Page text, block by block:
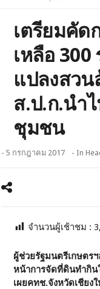
เตรียมคัด
เหลือ
แปลงสวน
ส.ป.ก.นำ
ชุมชน
- 5 กรกฎาคม 2017 - In
จำนวนผู้เช้าชม :
ผู้ช่วยรัฐมนตรีเกษตร
หน้าการจัดที่ดินทำกิ
เผยคทช.จังหวัดเชียง